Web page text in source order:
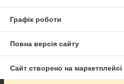
Графік роботи
Повна версія сайту
Сайт створено на маркетплейсі